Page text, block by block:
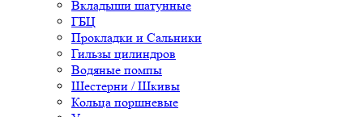
Вкладыши шатунные
ГБЦ
Прокладки и Сальники
Гильзы цилиндров
Водяные помпы
Шестерни / Шкивы
Кольца поршневые